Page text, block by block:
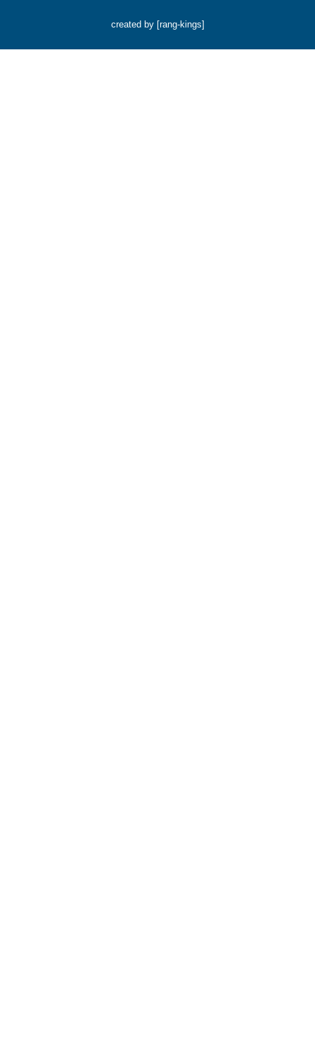
created by [rang-kings]